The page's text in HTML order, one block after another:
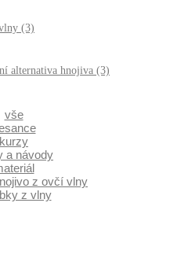
(3)
alternativa hnojiva (3)
vše
kurzy
a návody
z ovčí vlny
z vlny